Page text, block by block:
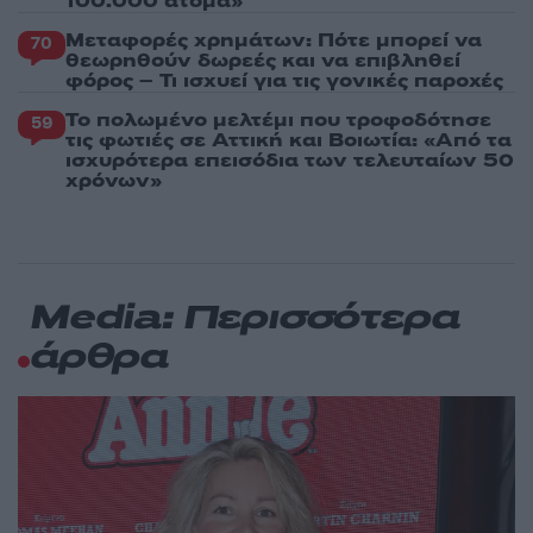
70 Μεταφορές χρημάτων: Πότε μπορεί να
θεωρηθούν δωρεές και να επιβληθεί
φόρος – Τι ισχυεί για τις γονικές παροχές
59 Το πολωμένο μελτέμι που τροφοδότησε
τις φωτιές σε Αττική και Βοιωτία: «Από τα
ισχυρότερα επεισόδια των τελευταίων 50
χρόνων»
Media: Περισσότερα
άρθρα